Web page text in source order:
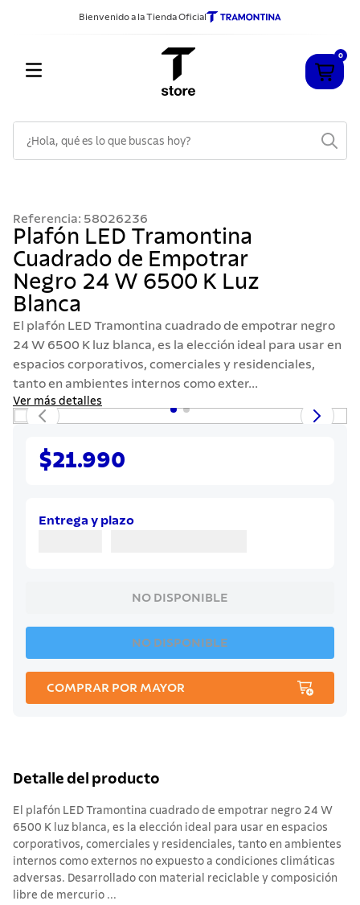
Bienvenido a la Tienda Oficial
0
Referencia: 58026236
Plafón LED Tramontina
Cuadrado de Empotrar
Negro 24 W 6500 K Luz
Blanca
El plafón LED Tramontina cuadrado de empotrar negro
24 W 6500 K luz blanca, es la elección ideal para usar en
espacios corporativos, comerciales y residenciales,
tanto en ambientes internos como exter...
Ver más detalles
$21.990
Entrega y plazo
NO DISPONIBLE
NO DISPONIBLE
COMPRAR POR MAYOR
Detalle del producto
El plafón LED Tramontina cuadrado de empotrar negro 24 W
6500 K luz blanca, es la elección ideal para usar en espacios
corporativos, comerciales y residenciales, tanto en ambientes
internos como externos no expuesto a condiciones climáticas
adversas. Desarrollado con material reciclable y composición
libre de mercurio ...
2.
sarten
3.
cubiertos
4.
ollas
5.
acero inoxidable
6.
442
7.
grano
8.
solar
cuchillo
10. termo